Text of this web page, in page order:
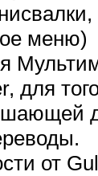
меню)
для
от